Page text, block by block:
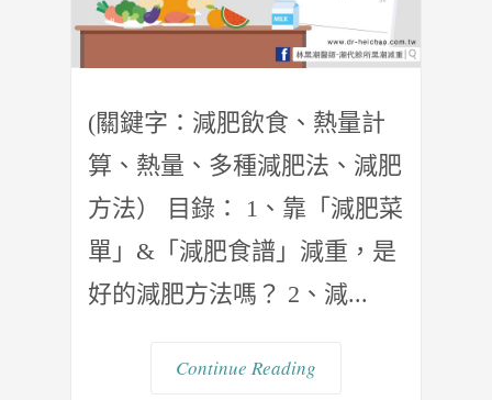
(關鍵字：減肥飲食、熱量計
算、熱量、多種減肥法、減肥
方法） 目錄： 1、靠「減肥菜
單」&「減肥食譜」減重，是
好的減肥方法嗎？ 2、減...
Continue Reading